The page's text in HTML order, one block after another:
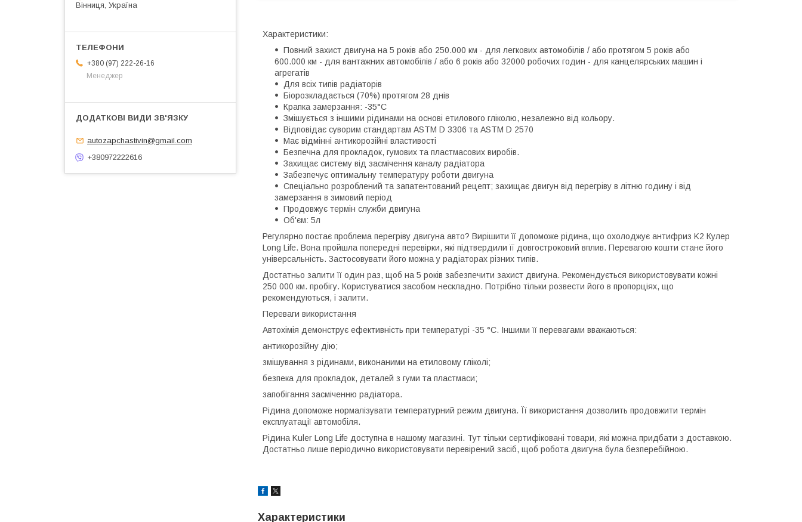
Характеристики:
Повний захист двигуна на 5 років або 250.000 км - для легкових автомобілів / або протягом 5 років або
600.000 км - для вантажних автомобілів / або 6 років або 32000 робочих годин - для канцелярських машин і
агрегатів
Для всіх типів радіаторів
Біорозкладається (70%) протягом 28 днів
Крапка замерзання: -35°C
Змішується з іншими рідинами на основі етилового гліколю, незалежно від кольору.
Відповідає суворим стандартам ASTM D 3306 та ASTM D 2570
Має відмінні антикорозійні властивості
Безпечна для прокладок, гумових та пластмасових виробів.
Захищає систему від засмічення каналу радіатора
Забезпечує оптимальну температуру роботи двигуна
Спеціально розроблений та запатентований рецепт; захищає двигун від перегріву в літню годину і від
замерзання в зимовий період
Продовжує термін служби двигуна
Об'єм: 5л
Регулярно постає проблема перегріву двигуна авто? Вирішити її допоможе рідина, що охолоджує антифриз K2 Кулер
Long Life. Вона пройшла попередні перевірки, які підтвердили її довгостроковий вплив. Перевагою кошти стане його
універсальність. Застосовувати його можна у радіаторах різних типів.
Достатньо залити її один раз, щоб на 5 років забезпечити захист двигуна. Рекомендується використовувати кожні
250 000 км. пробігу. Користуватися засобом нескладно. Потрібно тільки розвести його в пропорціях, що
рекомендуються, і залити.
Переваги використання
Автохімія демонструє ефективність при температурі -35 °C. Іншими її перевагами вважаються:
антикорозійну дію;
змішування з рідинами, виконаними на етиловому гліколі;
безпека для прокладок, деталей з гуми та пластмаси;
запобігання засміченню радіатора.
Рідина допоможе нормалізувати температурний режим двигуна. Її використання дозволить продовжити термін
експлуатації автомобіля.
Рідина Kuler Long Life доступна в нашому магазині. Тут тільки сертифіковані товари, які можна придбати з доставкою.
Достатньо лише періодично використовувати перевірений засіб, щоб робота двигуна була безперебійною.
Характеристики
Вінниця, Україна
+380 (97) 222-26-16
Менеджер
autozapchastivin@gmail.com
+380972222616